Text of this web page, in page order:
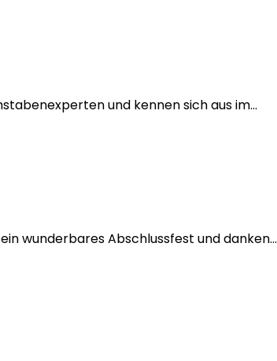
und kennen sich aus im...
wunderbares Abschlussfest und danken...